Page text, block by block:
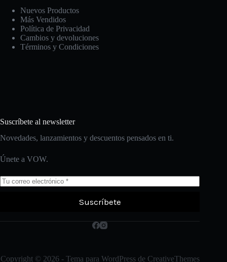
Nuevos Productos
Más Vendidos
Política de Privacidad
Cambios y devoluciones
Términos y Condiciones
Suscríbete al newsletter
Novedades, lanzamientos y descuentos pensados en ti.
Únete a VOW.
Suscríbete
Copyright © 2026 - Tema para WordPress de CreativeThemes